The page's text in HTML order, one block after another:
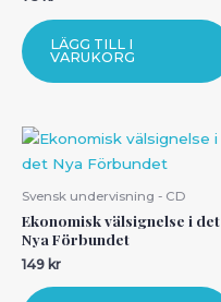
LÄGG TILL I
VARUKORG
Svensk undervisning - CD
Ekonomisk välsignelse i det
Nya Förbundet
149 kr